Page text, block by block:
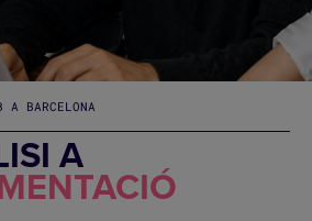
A BARCELONA
A